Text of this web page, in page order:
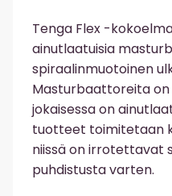
Tenga Flex -
ainutlaatuisia
spiraalinmuotoinen
Masturbaattoreita on
jokaisessa on
tuotteet toimitetaan
niissä on irrotettavat
puhdistusta varten.